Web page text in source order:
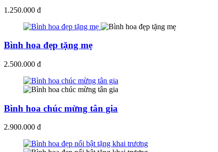
1.250.000 đ
Bình hoa đẹp tặng mẹ
2.500.000 đ
Bình hoa chúc mừng tân gia
2.900.000 đ